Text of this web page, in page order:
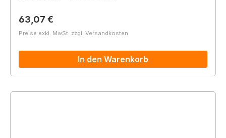
Regulärer Preis:
63,07 €
Preise exkl. MwSt. zzgl. Versandkosten
In den Warenkorb